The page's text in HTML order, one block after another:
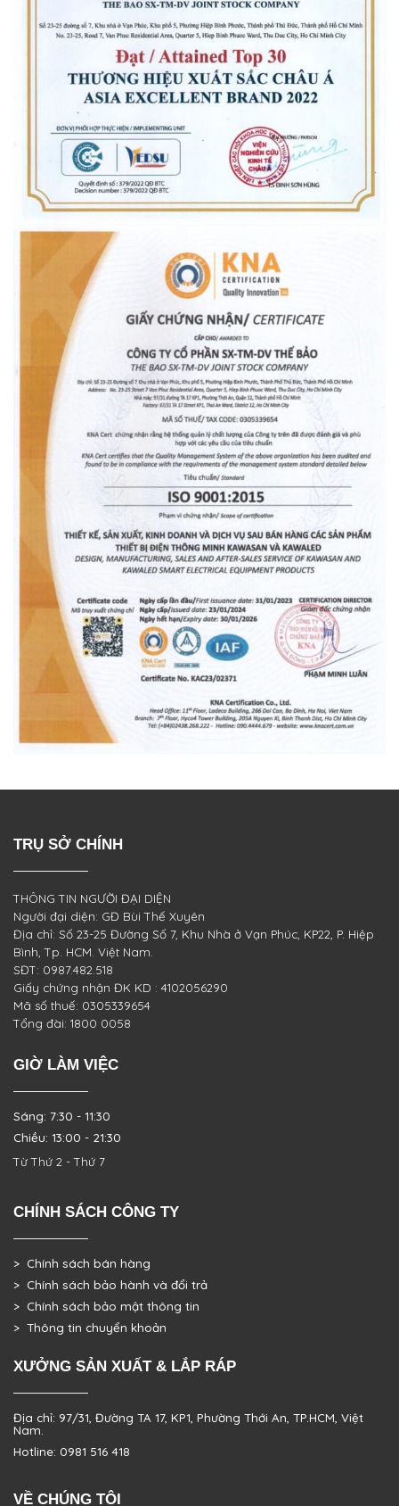
TRỤ SỞ CHÍNH
THÔNG TIN NGƯỜI ĐẠI DIỆN
Người đại diện: GĐ Bùi Thế Xuyên
Địa chỉ: Số 23-25 Đường Số 7, Khu Nhà ở Vạn Phúc, KP22, P. Hiệp
Bình, Tp. HCM. Việt Nam.
SĐT: 0987.482.518
Giấy chứng nhận ĐK KD : 4102056290
Mã số thuế: 0305339654
Tổng đài: 1800 0058
GIỜ LÀM VIỆC
Sáng: 7:30 - 11:30
Chiều: 13:00 - 21:30
Từ Thứ 2 - Thứ 7
CHÍNH SÁCH CÔNG TY
> Chính sách bán hàng
> Chính sách bảo hành và đổi trả
> Chính sách bảo mật thông tin
> Thông tin chuyển khoản
XƯỞNG SẢN XUẤT & LẮP RÁP
Địa chỉ: 97/31, Đường TA 17, KP1, Phường Thới An, TP.HCM, Việt
Nam.
Hotline: 0981 516 418
VỀ CHÚNG TÔI